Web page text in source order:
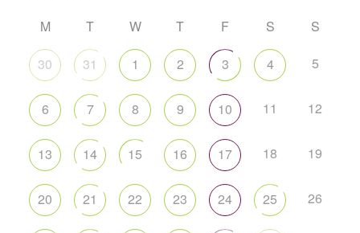
M T W T F S S
30 31 1 2 3 4 5
6 7 8 9 10 11 12
13 14 15 16 17 18 19
20 21 22 23 24 25 26